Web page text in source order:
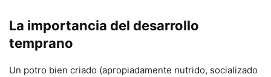
La importancia del desarrollo
temprano
Un potro bien criado (apropiadamente nutrido, socializado